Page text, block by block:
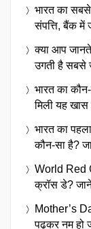
भारत का सबसे
संपत्ति, बैंक में
क्या आप
उगती है सबसे
भारत का
मिली यह खास
भारत का
कौन-सा है?
World Red
क्रॉस डे? जानें
Mother’s
पढ़कर नम हो